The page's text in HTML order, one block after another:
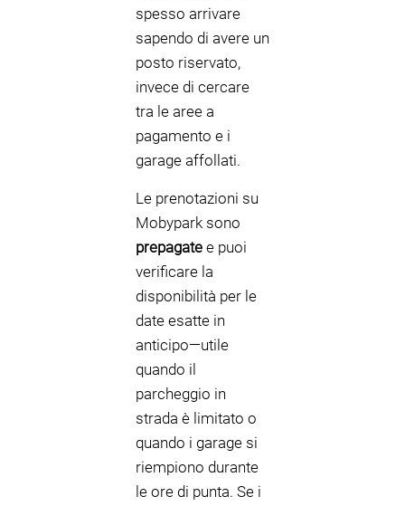
spesso arrivare
sapendo di avere un
posto riservato,
invece di cercare
tra le aree a
pagamento e i
garage affollati.
Le prenotazioni su
Mobypark sono
prepagate e puoi
verificare la
disponibilità per le
date esatte in
anticipo—utile
quando il
parcheggio in
strada è limitato o
quando i garage si
riempiono durante
le ore di punta. Se i